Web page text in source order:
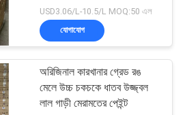
USD3.06/L-10.5/L MOQ:50 এল
যোগাযোগ
অরিজিনাল কারখানার গ্রেড রঙ
মেলে উচ্চ চকচকে ধাতব উজ্জ্বল
লাল গাড়ী মেরামতের পেইন্ট